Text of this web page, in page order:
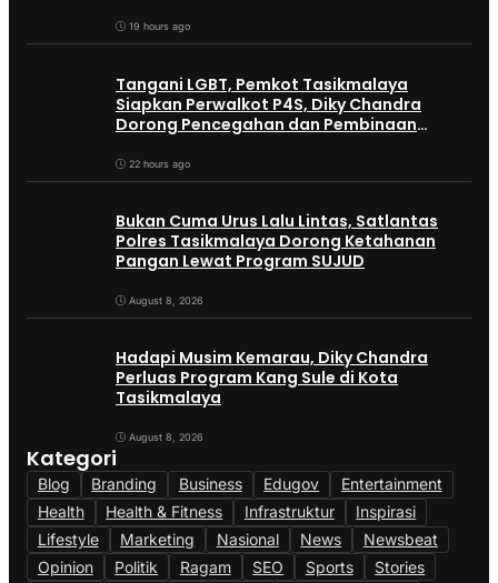
19 hours ago
Tangani LGBT, Pemkot Tasikmalaya
Siapkan Perwalkot P4S, Diky Chandra
Dorong Pencegahan dan Pembinaan
22 hours ago
Bukan Cuma Urus Lalu Lintas, Satlantas
Polres Tasikmalaya Dorong Ketahanan
Pangan Lewat Program SUJUD
August 8, 2026
Hadapi Musim Kemarau, Diky Chandra
Perluas Program Kang Sule di Kota
Tasikmalaya
August 8, 2026
Kategori
Blog Branding Business Edugov
Entertainment
Health
Health & Fitness Infrastruktur
Inspirasi
Lifestyle
Marketing Nasional News
Newsbeat
Opinion
Politik Ragam SEO Sports
Stories